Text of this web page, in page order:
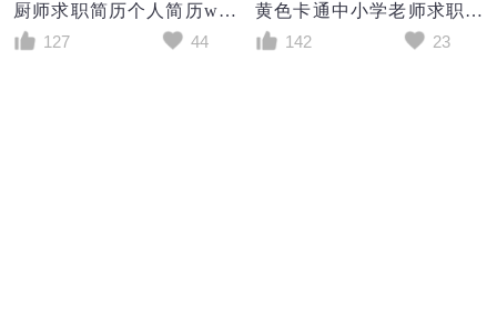
厨师求职简历个人简历word简历模板
127
44
黄色卡通中小学老师求职成套个人简历Word模板
142
23